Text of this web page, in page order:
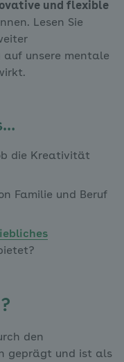
und flexible
Lesen Sie
unsere mentale
die Kreativität
Familie und Beruf
den
geprägt und ist als